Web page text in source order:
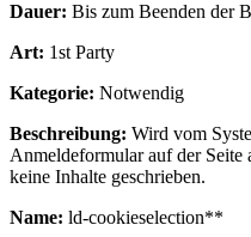
Dauer: Bis zum Beenden der
Art: 1st Party
Kategorie: Notwendig
Beschreibung: Wird vom
Anmeldeformular auf der Seite
keine Inhalte geschrieben.
Name: ld-cookieselection**